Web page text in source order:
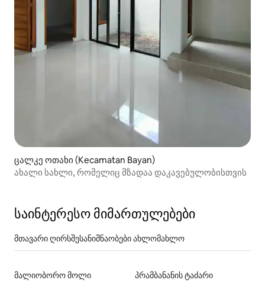
ცალკე ოთახი (Kecamatan Bayan)
ახალი სახლი, რომელიც მზადაა დაკავებულობისთვის
საინტერესო მიმართულებები
მთავარი ღირსშესანიშნაობები ახლომახლო
მალიობორო მოლი პრამბანანის ტაძარი